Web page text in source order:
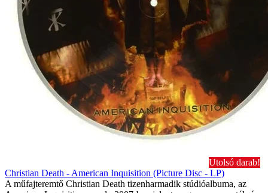
Utolsó darab!
Christian Death - American Inquisition (Picture Disc - LP)
A műfajteremtő Christian Death tizenharmadik stúdióalbuma, az